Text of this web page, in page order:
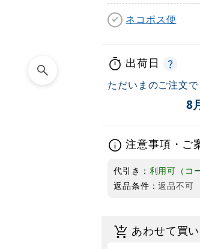
ネコポス便
出荷日
ただいまのご注文
8
注意事項・ご
代引き： 利用可（コ
返品条件：返品不可
あわせて買